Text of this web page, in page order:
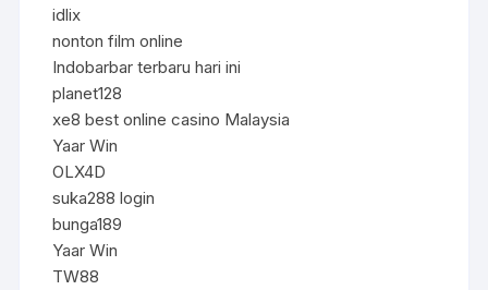
idlix
nonton film online
Indobarbar terbaru hari ini
planet128
xe8 best online casino Malaysia
Yaar Win
OLX4D
suka288 login
bunga189
Yaar Win
TW88